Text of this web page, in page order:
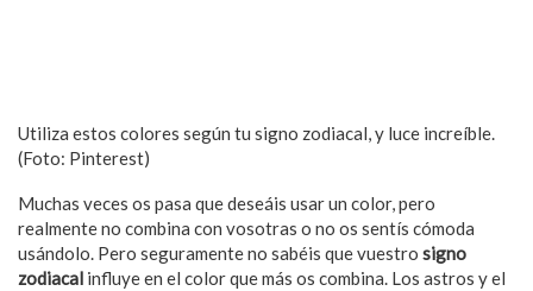
Utiliza estos colores según tu signo zodiacal, y luce increíble.
(Foto: Pinterest)
Muchas veces os pasa que deseáis usar un color, pero
realmente no combina con vosotras o no os sentís cómoda
usándolo. Pero seguramente no sabéis que vuestro signo
zodiacal influye en el color que más os combina. Los astros y el